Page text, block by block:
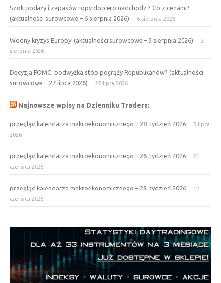
Szok podaży i zapasów ropy dopiero nadchodzi? Co z cenami?
(aktualności surowcowe – 6 sierpnia 2026)
6 sierpnia 2026
Wodny kryzys Europy! (aktualności surowcowe – 3 sierpnia 2026)
3
sierpnia 2026
Decyzja FOMC: podwyżka stóp pogrąży Republikanów? (aktualności
surowcowe – 27 lipca 2026)
27 lipca 2026
Najnowsze wpisy na Dzienniku Tradera:
przegląd kalendarza makroekonomicznego – 28. tydzień 2026
5 lipca
2026
przegląd kalendarza makroekonomicznego – 26. tydzień 2026
21
czerwca 2026
przegląd kalendarza makroekonomicznego – 25. tydzień 2026
12
czerwca 2026